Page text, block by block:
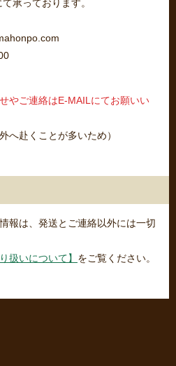
承っております。
やご連絡はE-MAILにてお願いい
へ赴くことが多いため）
報は、発送とご連絡以外には一切
扱いについて】 をご覧ください。